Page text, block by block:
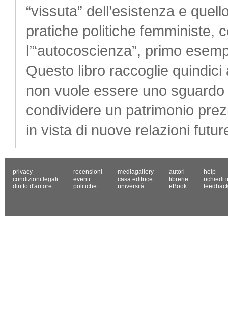
“vissuta” dell’esistenza e
pratiche politiche femministe,
l’“autocoscienza”, primo
Questo libro raccoglie
non vuole essere uno
condividere un patrimonio
in vista di nuove relazioni
privacy
condizioni legali
diritto d'autore
recensioni
eventi
politiche
mediagallery
casa editrice
università
autori
librerie
eBook
help
richiedi